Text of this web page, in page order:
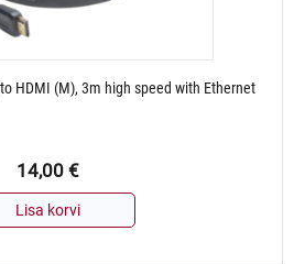
HDMI (M), 3m high speed with Ethernet
14,00 €
Lisa korvi